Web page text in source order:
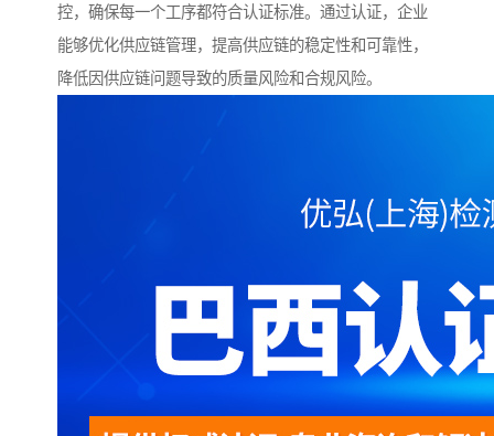
控，确保每一个工序都符合认证标准。通过认证，企业
能够优化供应链管理，提高供应链的稳定性和可靠性，
降低因供应链问题导致的质量风险和合规风险。